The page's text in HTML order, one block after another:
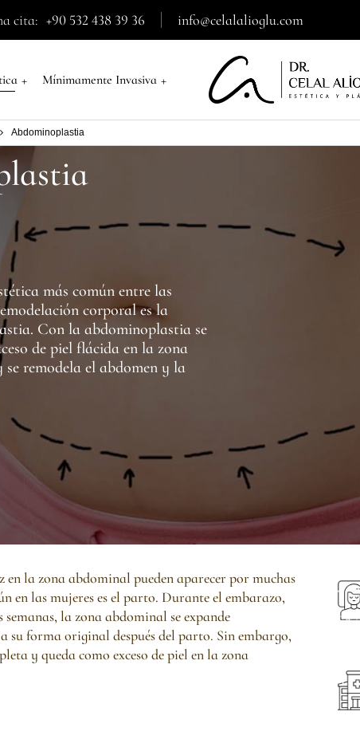
cita: +90 532 438 39 36 info@celalalioglu.com
+ Mínimamente Invasiva +
Abdominoplastia
más común entre las
corporal es la
Con la abdominoplastia se
de piel flácida en la zona
remodela el abdomen y la
en la zona abdominal pueden aparecer por muchas
en las mujeres es el parto. Durante el embarazo,
la zona abdominal se expande
su forma original después del parto. Sin embargo,
y queda como exceso de piel en la zona